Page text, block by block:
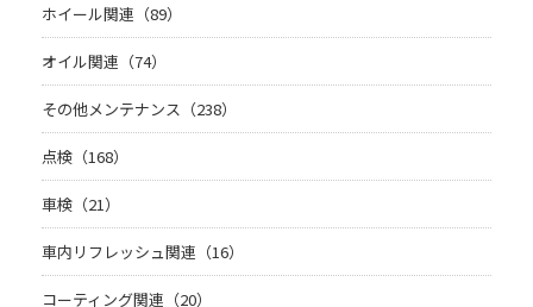
ホイール関連（89）
オイル関連（74）
その他メンテナンス（238）
点検（168）
車検（21）
車内リフレッシュ関連（16）
コーティング関連（20）